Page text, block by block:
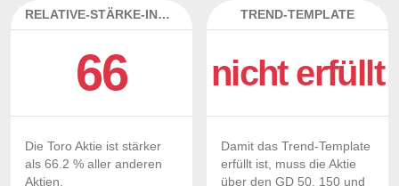
RELATIVE-STÄRKE-INDEX
66
Die Toro Aktie ist stärker
als 66.2 % aller anderen
Aktien.
TREND-TEMPLATE
nicht erfüllt
Damit das Trend-Template
erfüllt ist, muss die Aktie
über den GD 50, 150 und